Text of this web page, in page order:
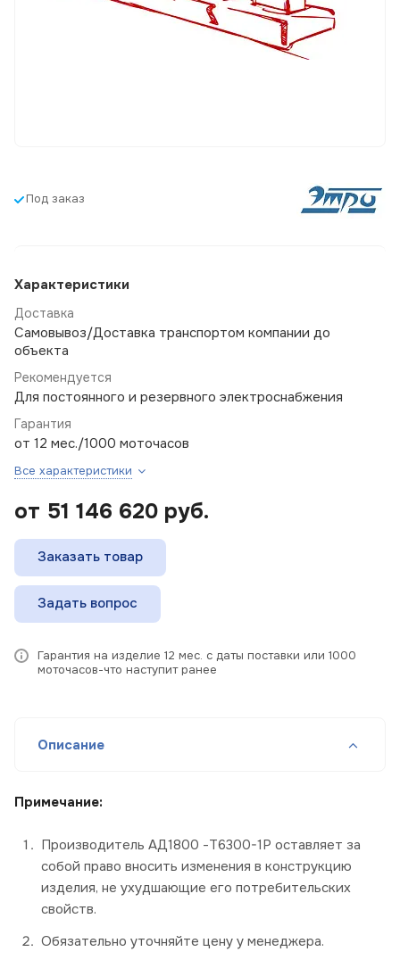
Под заказ
Характеристики
Доставка
Самовывоз/Доставка транспортом компании до
объекта
Рекомендуется
Для постоянного и резервного электроснабжения
Гарантия
от 12 мес./1000 моточасов
Все характеристики
от 51 146 620 руб.
Заказать товар
Задать вопрос
Гарантия на изделие 12 мес. с даты поставки или 1000
моточасов-что наступит ранее
Описание
Примечание:
Производитель АД1800 -Т6300-1Р оставляет за
собой право вносить изменения в конструкцию
изделия, не ухудшающие его потребительских
свойств.
Обязательно уточняйте цену у менеджера.